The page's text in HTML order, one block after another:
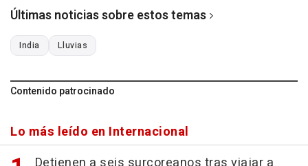
Últimas noticias sobre estos temas
India Lluvias
Contenido patrocinado
Lo más leído en Internacional